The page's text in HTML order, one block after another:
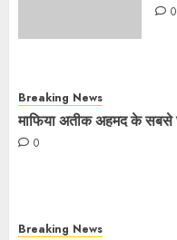
0
Breaking News
माफिया अतीक अहमद के सबसे
0
Breaking News